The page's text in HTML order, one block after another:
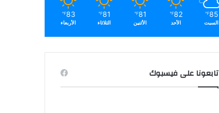
85
℉
السبت
82
℉
الأحد
81
℉
الأثنين
81
℉
الثلاثاء
83
℉
الأربعاء
تابعونا على فيسبوك